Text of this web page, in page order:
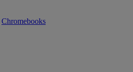
Chromebooks